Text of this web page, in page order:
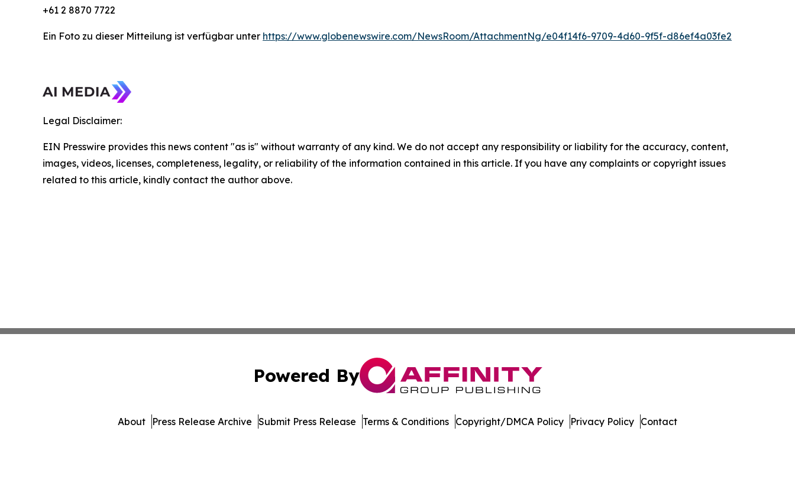
+61 2 8870 7722
Ein Foto zu dieser Mitteilung ist verfügbar unter https://www.globenewswire.com/NewsRoom/AttachmentNg/e04f14f6-9709-4d60-9f5f-d86ef4a03fe2
Legal Disclaimer:
EIN Presswire provides this news content "as is" without warranty of any kind. We do not accept any responsibility or liability for the accuracy, content,
images, videos, licenses, completeness, legality, or reliability of the information contained in this article. If you have any complaints or copyright issues
related to this article, kindly contact the author above.
Powered By
About Press Release Archive Submit Press Release Terms & Conditions Copyright/DMCA Policy Privacy Policy Contact